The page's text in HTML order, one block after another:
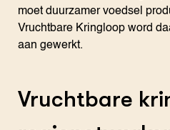
moet duurzamer voedsel
Vruchtbare Kringloop word
aan gewerkt.
Vruchtbare